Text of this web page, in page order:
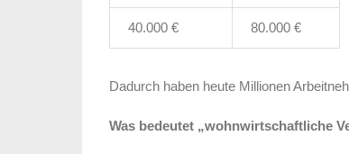
40.000 € 80.000 €
Dadurch haben heute Millionen
Was bedeutet „wohnwirtschaftliche